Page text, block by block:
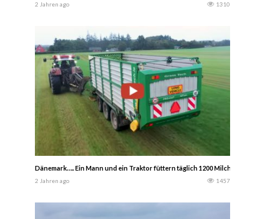
2 Jahren ago 1310
Dänemark….. Ein Mann und ein Traktor füttern täglich 1200 Milchkühe,,,,,,,
2 Jahren ago 1457